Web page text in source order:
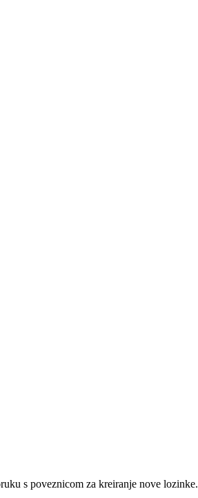
s poveznicom za kreiranje nove lozinke.